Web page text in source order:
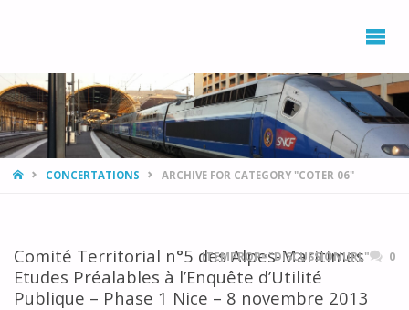
ENVIRONNEMENT
PROVENCE AZUR
AVEC LE RAIL ET
LE TRAIN
(DEPART)
HOMECONCERTATIONS ARCHIVE FOR CATEGORY "COTER 06"
Comité Territorial n°5 des Alpes-Maritimes
Etudes Préalables à l’Enquête d’Utilité
Publique – Phase 1 Nice – 8 novembre 2013
ITEMPROP="DISCUSSIONURL" 0